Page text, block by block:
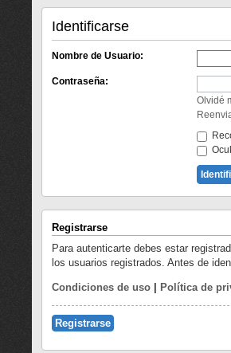
Identificarse
Nombre de Usuario:
Contraseña:
Olvidé
Registrarse
Para autenticarte debes estar
los usuarios registrados. Antes de
Condiciones de uso Política de
Registrarse